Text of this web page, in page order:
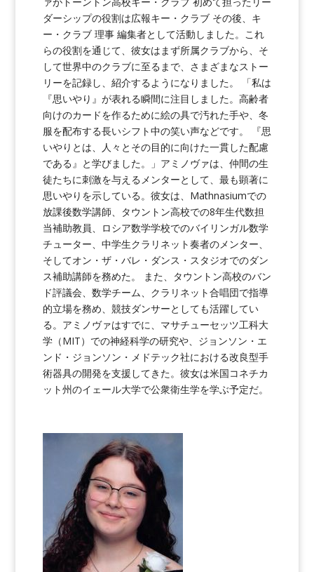
ダーシップの役割は広報キー・クラブ その後、キ
ー・クラブ 理事 編集者として活動しました。これ
らの役割を通じて、彼女はまず所属クラブから、そ
して世界中のクラブに至るまで、さまざまなストー
リーを記録し、紹介するようになりました。 「私は
『思いやり』が表れる瞬間に注目しました。高齢者
向けのカードを作るために絵の具で汚れた手や、冬
服を配布する長いシフト中の笑い声などです。 『思
いやりとは、人々とその目的に向けた一貫した配慮
である』と学びました。」アミノヴァは、仲間の生
徒たちに刺激を与えるメンターとして、最も顕著に
思いやりを示している。彼女は、Mathnasiumでの
放課後数学講師、タウントン高校での8年生代数担
当補助教員、ロシア数学学校でのバイリンガル数学
チューター、中学生クラリネット奏者のメンター、
そしてオン・ザ・バレ・ダンス・スタジオでのダン
ス補助講師を務めた。 また、タウントン高校のバン
ド評議会、数学チーム、クラリネット合唱団で指導
的立場を務め、競技ダンサーとしても活躍してい
る。アミノヴァはすでに、マサチューセッツ工科大
学（MIT）での神経科学の研究や、ジョンソン・エ
ンド・ジョンソン・メドテック社における改良型手
術器具の開発を支援してきた。彼女は米国コネチカ
ット州のイェール大学で公衆衛生学を学ぶ予定だ。